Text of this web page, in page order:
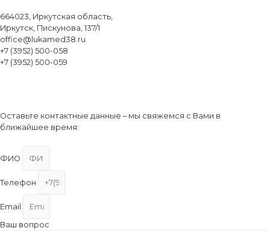
664023, Иркутская область,
Иркутск, Пискунова, 137/1
office@lukamed38.ru
+7 (3952) 500-058
+7 (3952) 500-059
Оставьте контактные данные – мы свяжемся с Вами в
ближайшее время:
ФИО
Телефон
Email
Ваш вопрос